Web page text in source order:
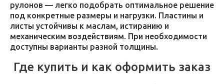
рулонов — легко подобрать оптимальное решение
под конкретные размеры и нагрузки. Пластины и
листы устойчивы к маслам, истиранию и
механическим воздействиям. При необходимости
доступны варианты разной толщины.
Где купить и как оформить заказ